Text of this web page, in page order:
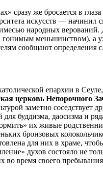
сразу же бросается в
искусств —
народных
гонимым меньшинством), а
сообщают определения
епархии в
церковь Непорочного
заметно соседствует
буддизма, даосизма и
их живые
бронзовых
для них в храме,
духов состояло не
во время своего